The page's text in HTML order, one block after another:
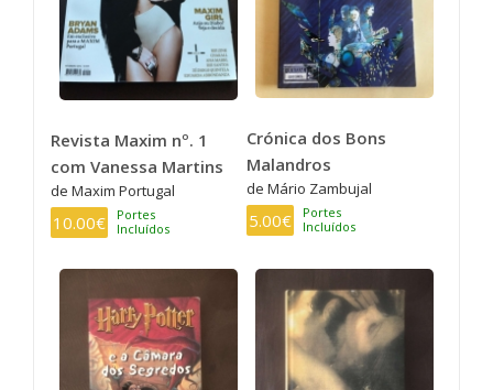
Revista Maxim nº. 1
com Vanessa Martins
de Maxim Portugal
10.00€
Portes
Incluídos
Crónica dos Bons
Malandros
de Mário Zambujal
5.00€
Portes
Incluídos